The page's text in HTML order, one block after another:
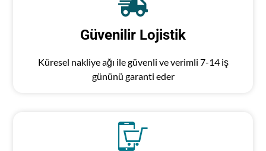
Güvenilir Lojistik
Küresel nakliye ağı ile güvenli ve verimli 7-14 iş
gününü garanti eder